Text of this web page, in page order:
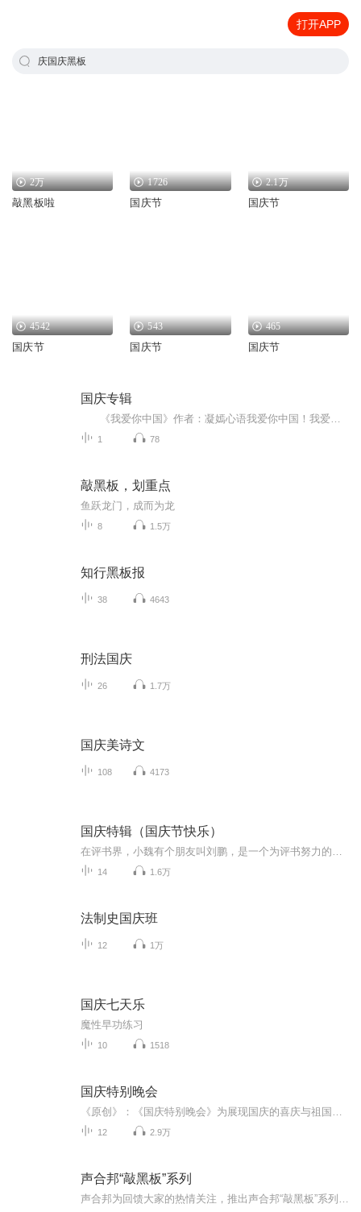
打开APP
庆国庆黑板
2万
敲黑板啦
1726
国庆节
2.1万
国庆节
4542
国庆节
543
国庆节
465
国庆节
国庆专辑
1 78
敲黑板，划重点
鱼跃龙门，成而为龙
8 1.5万
知行黑板报
38 4643
刑法国庆
26 1.7万
国庆美诗文
108 4173
国庆特辑（国庆节快乐）
14 1.6万
法制史国庆班
12 1万
国庆七天乐
魔性早功练习
10 1518
国庆特别晚会
12 2.9万
声合邦“敲黑板”系列